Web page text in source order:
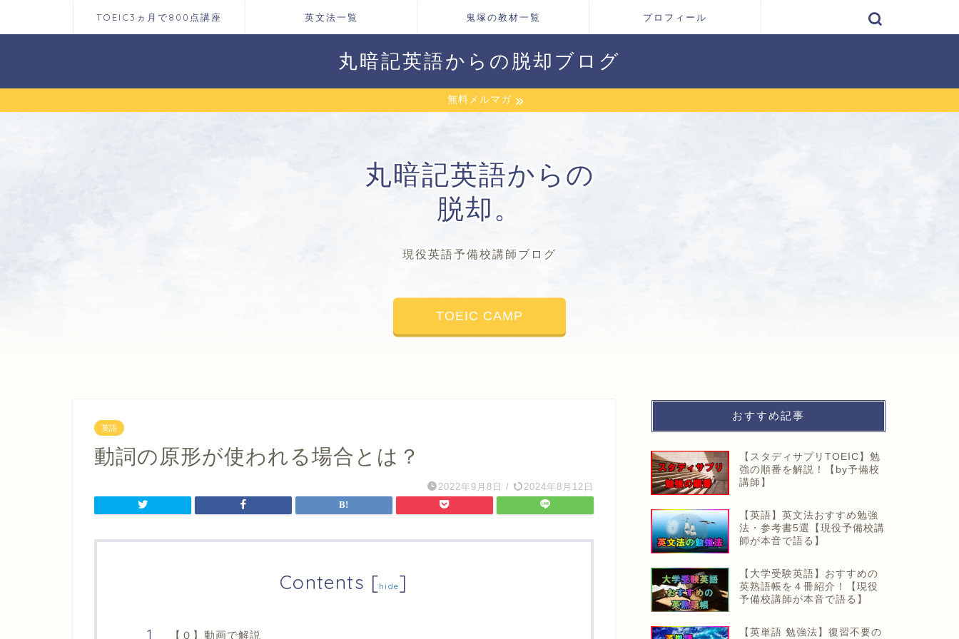
TOEIC3ヵ月で800点講座 英文法一覧 鬼塚の教材一覧 プロフィール
丸暗記英語からの脱却ブログ
無料メルマガ
丸暗記英語からの
脱却。
現役英語予備校講師ブログ
TOEIC CAMP
英語
動詞の原形が使われる場合とは？
2022年9月8日 / 2024年8月12日
Contents [hide]
【０】動画で解説
おすすめ記事
【スタディサプリTOEIC】勉
強の順番を解説！【by予備校
講師】
【英語】英文法おすすめ勉強
法・参考書5選【現役予備校講
師が本音で語る】
【大学受験英語】おすすめの
英熟語帳を４冊紹介！【現役
予備校講師が本音で語る】
【英単語 勉強法】復習不要の